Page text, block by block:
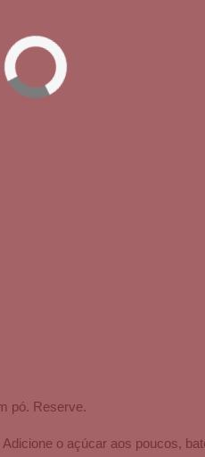
pó. Reserve.
o açúcar aos poucos,